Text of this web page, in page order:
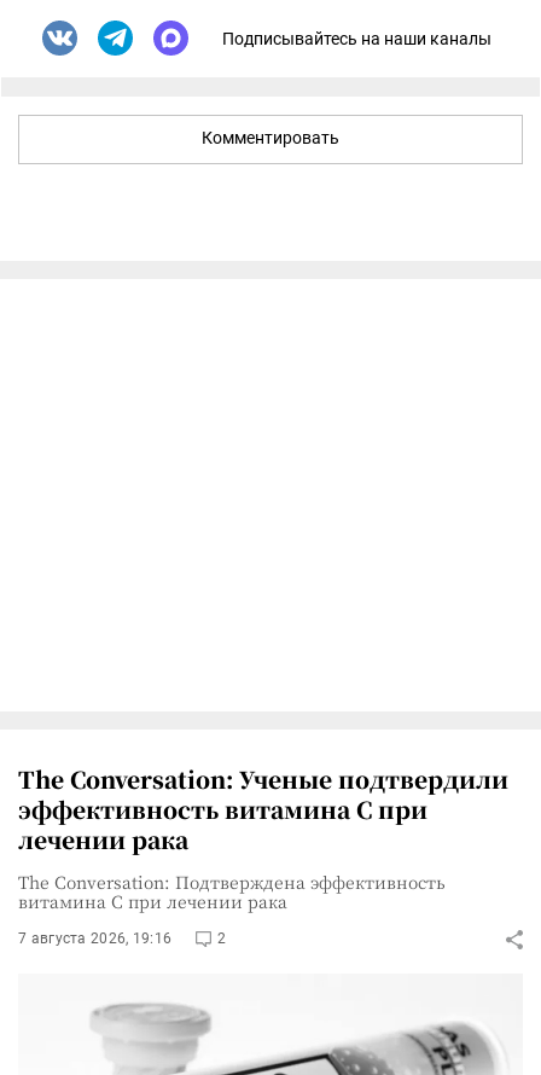
Подписывайтесь на наши каналы
Комментировать
The Conversation: Ученые подтвердили
эффективность витамина C при
лечении рака
The Conversation: Подтверждена эффективность
витамина C при лечении рака
7 августа 2026, 19:16 2